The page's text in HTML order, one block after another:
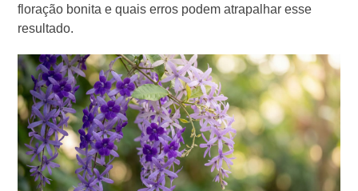
floração bonita e quais erros podem atrapalhar esse
resultado.